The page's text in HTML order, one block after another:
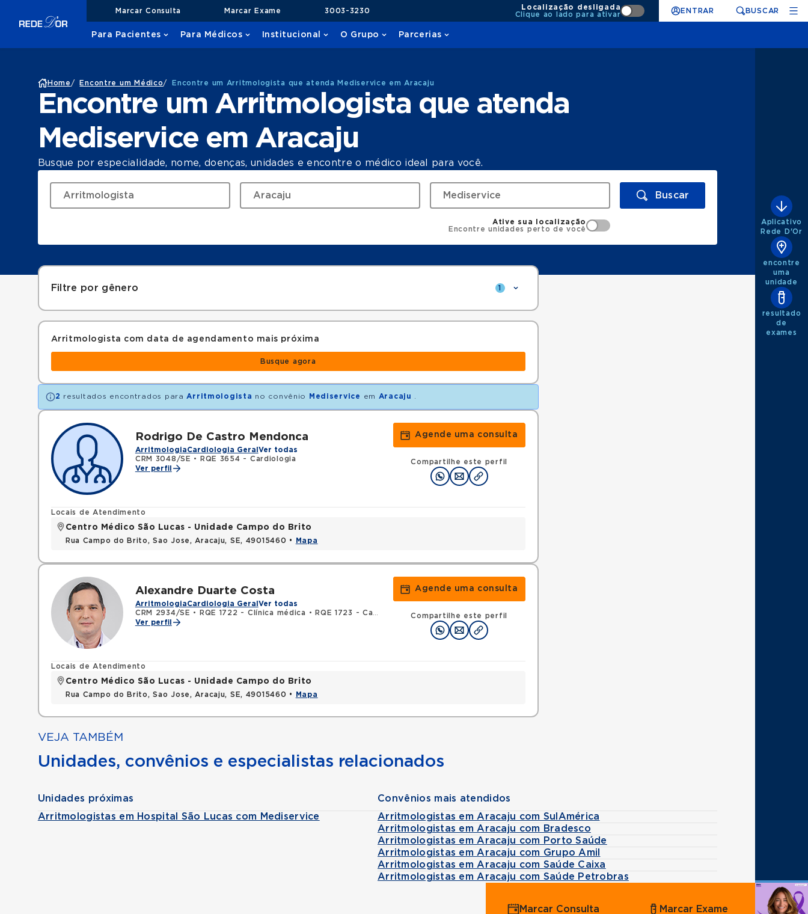
Marcar Consulta Marcar Exame 3003-3230
Localização desligada
Clique ao lado para ativar
ENTRAR BUSCAR
Para Pacientes Para Médicos Institucional O Grupo Parcerias
Home / Encontre um Médico/ Encontre um Arritmologista que atenda Mediservice em Aracaju
Encontre um Arritmologista que atenda
Mediservice em Aracaju
Busque por especialidade, nome, doenças, unidades e encontre o médico ideal para você.
Buscar
Ative sua localização
Encontre unidades perto de você
Filtre por gênero 1
Arritmologista com data de agendamento mais próxima
Busque agora
2 resultados encontrados para Arritmologista no convênio Mediservice em Aracaju
Rodrigo De Castro Mendonca
ArritmologiaCardiologia Geral Ver todas
CRM 3048/SE •
RQE 3654 - Cardiologia
Ver perfil
Agende uma consulta
Compartilhe este perfil
Locais de Atendimento
Centro Médico São Lucas - Unidade Campo do Brito
Rua Campo do Brito, Sao Jose, Aracaju, SE, 49015460 • Mapa
Alexandre Duarte Costa
ArritmologiaCardiologia Geral Ver todas
CRM 2934/SE • RQE 1722 - Clínica médica •
RQE 1723 - Cardiologia
Ver perfil
Agende uma consulta
Compartilhe este perfil
Locais de Atendimento
Centro Médico São Lucas - Unidade Campo do Brito
Rua Campo do Brito, Sao Jose, Aracaju, SE, 49015460 • Mapa
VEJA TAMBÉM
Unidades, convênios e especialistas relacionados
Unidades próximas
Arritmologistas em Hospital São Lucas com Mediservice
Convênios mais atendidos
Arritmologistas em Aracaju com SulAmérica
Arritmologistas em Aracaju com Bradesco
Arritmologistas em Aracaju com Porto Saúde
Arritmologistas em Aracaju com Grupo Amil
Arritmologistas em Aracaju com Saúde Caixa
Arritmologistas em Aracaju com Saúde Petrobras
Aplicativo
Rede D'Or
encontre
uma
unidade
resultado
de
exames
Agende
Marcar Consulta Marcar Exame